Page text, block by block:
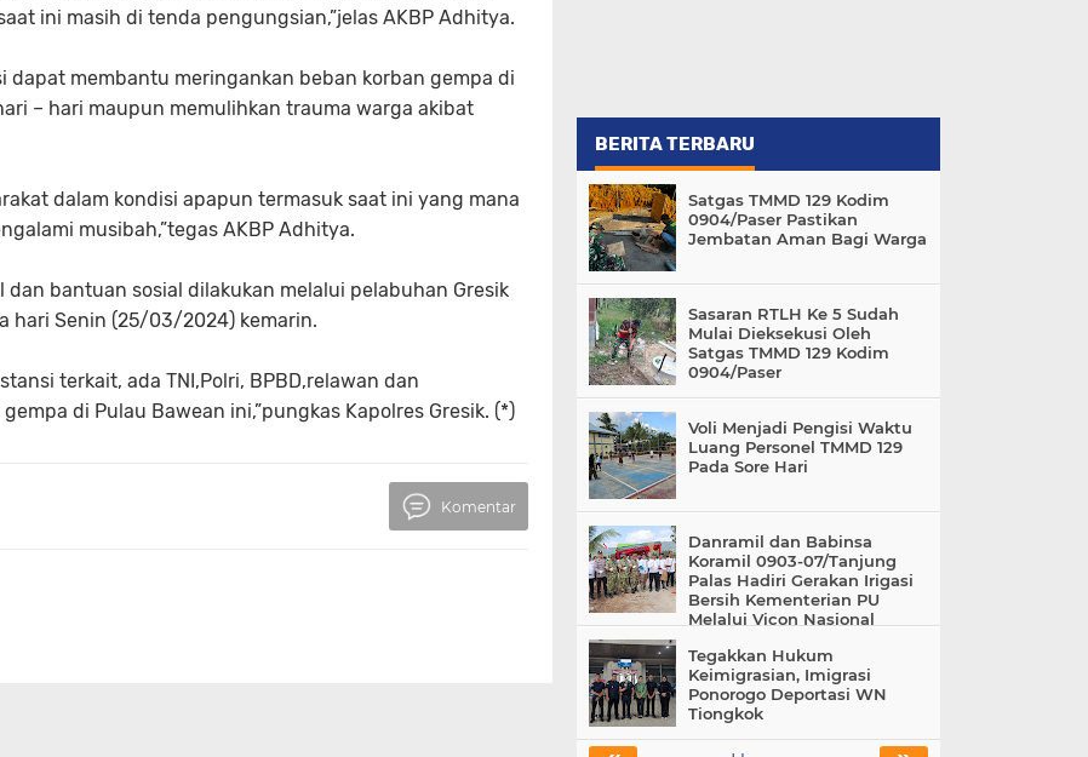
ini masih di tenda pengungsian,”jelas AKBP Adhitya.
dapat membantu meringankan beban korban gempa di
– hari maupun memulihkan trauma warga akibat
dalam kondisi apapun termasuk saat ini yang mana
musibah,”tegas AKBP Adhitya.
bantuan sosial dilakukan melalui pelabuhan Gresik
hari Senin (25/03/2024) kemarin.
terkait, ada TNI,Polri, BPBD,relawan dan
di Pulau Bawean ini,”pungkas Kapolres Gresik. (*)
Komentar
BERITA TERBARU
Satgas TMMD 129 Kodim
0904/Paser Pastikan
Jembatan Aman Bagi Warga
Sasaran RTLH Ke 5 Sudah
Mulai Dieksekusi Oleh
Satgas TMMD 129 Kodim
0904/Paser
Voli Menjadi Pengisi Waktu
Luang Personel TMMD 129
Pada Sore Hari
Danramil dan Babinsa
Koramil 0903-07/Tanjung
Palas Hadiri Gerakan Irigasi
Bersih Kementerian PU
Melalui Vicon Nasional
Tegakkan Hukum
Keimigrasian, Imigrasi
Ponorogo Deportasi WN
Tiongkok